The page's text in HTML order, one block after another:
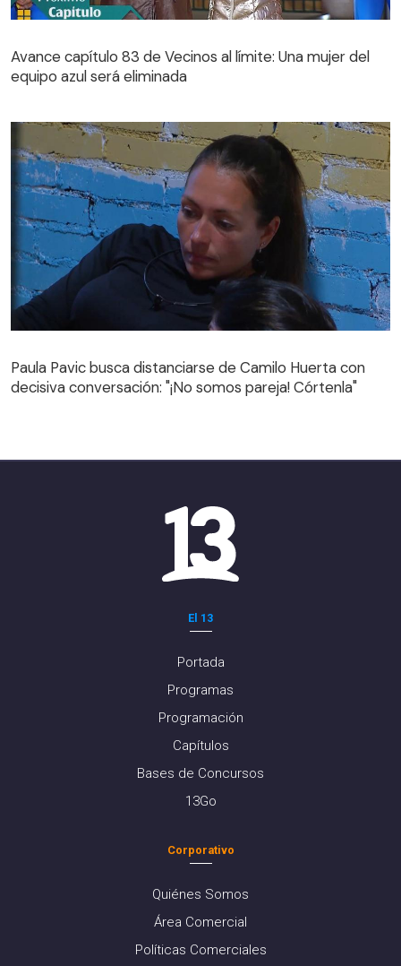
equipo azul será eliminada
Avance capítulo 83 de Vecinos al límite: Una mujer del
equipo azul será eliminada
decisiva conversación: "¡No somos pareja! Córtenla"
Paula Pavic busca distanciarse de Camilo Huerta con
decisiva conversación: "¡No somos pareja! Córtenla"
El 13
Portada
Programas
Programación
Capítulos
Bases de Concursos
13Go
Corporativo
Quiénes Somos
Área Comercial
Políticas Comerciales